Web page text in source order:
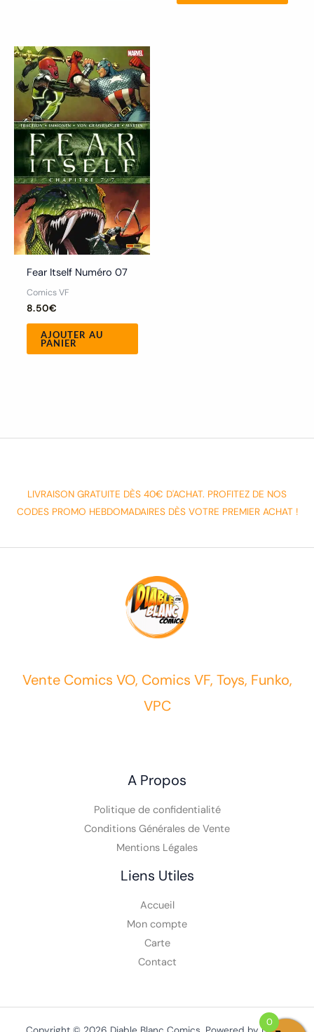
Fear Itself Numéro 07
Comics VF
8.50€
AJOUTER AU
PANIER
LIVRAISON GRATUITE DÈS 40€ D'ACHAT. PROFITEZ DE NOS
CODES PROMO HEBDOMADAIRES DÈS VOTRE PREMIER ACHAT !
Vente Comics VO, Comics VF, Toys, Funko,
VPC
A Propos
Politique de confidentialité
Conditions Générales de Vente
Mentions Légales
Liens Utiles
Accueil
Mon compte
Carte
Contact
0